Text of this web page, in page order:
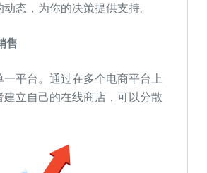
态，为你的决策提供支持。
售
平台。通过在多个电商平台上
立自己的在线商店，可以分散